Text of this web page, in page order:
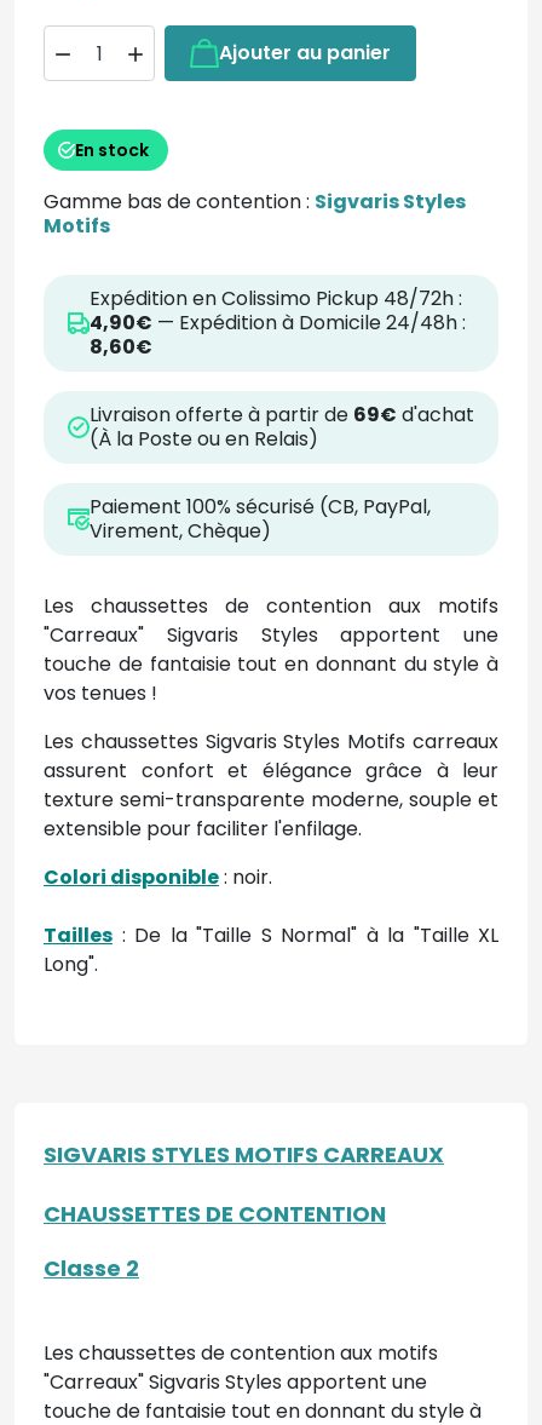
  Ajouter au panier
En stock
Gamme bas de contention : Sigvaris Styles
Motifs
Expédition en Colissimo Pickup 48/72h :
4,90€ — Expédition à Domicile 24/48h :
8,60€
Livraison offerte à partir de 69€ d'achat
(À la Poste ou en Relais)
Paiement 100% sécurisé (CB, PayPal,
Virement, Chèque)
Les chaussettes de contention aux motifs
"Carreaux" Sigvaris Styles apportent une
touche de fantaisie tout en donnant du style à
vos tenues !
Les chaussettes Sigvaris Styles Motifs carreaux
assurent confort et élégance grâce à leur
texture semi-transparente moderne, souple et
extensible pour faciliter l'enfilage.
Colori disponible: noir.
Tailles : De la "Taille S Normal" à la "Taille XL
Long".
SIGVARIS STYLES MOTIFS CARREAUX
CHAUSSETTES DE CONTENTION
Classe 2
Les chaussettes de contention aux motifs
"Carreaux" Sigvaris Styles apportent une
touche de fantaisie tout en donnant du style à